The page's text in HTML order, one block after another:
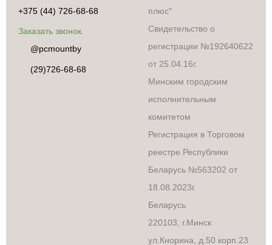
+375 (44) 726-68-68
Заказать звонок.
@pcmountby
(29)726-68-68
плюс"
Свидетельство о
регистрации №192640622
от 25.04.16г.
Минским городским
исполнительным
комитетом
Регистрация в Торговом
реестре Республики
Беларусь №563202 от
18.08.2023г.
Беларусь
220103, г.Минск
ул.Кнорина, д.50 корп.23